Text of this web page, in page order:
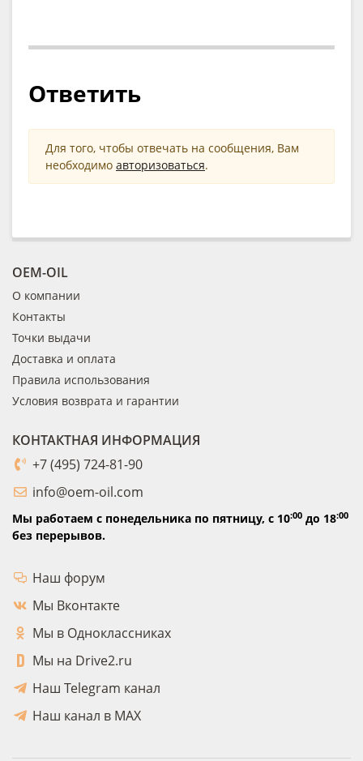
Ответить
Для того, чтобы отвечать на сообщения, Вам
необходимо авторизоваться.
OEM-OIL
О компании
Контакты
Точки выдачи
Доставка и оплата
Правила использования
Условия возврата и гарантии
КОНТАКТНАЯ ИНФОРМАЦИЯ
+7 (495) 724-81-90
info@oem-oil.com
Мы работаем с понедельника по пятницу, с 10:00 до 18:00
без перерывов.
Наш форум
Мы Вконтакте
Мы в Одноклассниках
Мы на Drive2.ru
Наш Telegram канал
Наш канал в MAX